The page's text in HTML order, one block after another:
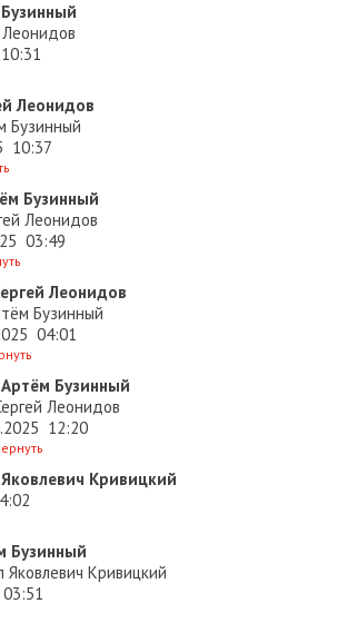
Леонидов
10:31
Леонидов
Бузинный
10:37
Бузинный
Леонидов
03:49
Леонидов
Бузинный
04:01
Артём Бузинный
Леонидов
12:20
Кривицкий
Бузинный
Яковлевич Кривицкий
03:51